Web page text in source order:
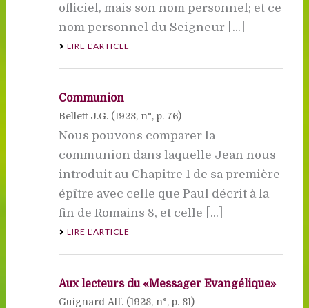
officiel, mais son nom personnel; et ce
nom personnel du Seigneur [...]
LIRE L'ARTICLE
Communion
Bellett J.G. (1928, n°, p. 76)
Nous pouvons comparer la
communion dans laquelle Jean nous
introduit au Chapitre 1 de sa première
épître avec celle que Paul décrit à la
fin de Romains 8, et celle [...]
LIRE L'ARTICLE
Aux lecteurs du «Messager Evangélique»
Guignard Alf. (1928, n°, p. 81)